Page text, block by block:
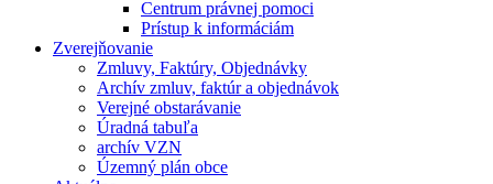
Centrum právnej pomoci
Prístup k informáciám
Zverejňovanie
Zmluvy, Faktúry, Objednávky
Archív zmluv, faktúr a objednávok
Verejné obstarávanie
Úradná tabuľa
archív VZN
Územný plán obce